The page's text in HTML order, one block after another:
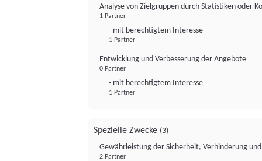
Analyse von Zielgruppen durch Statistiken oder
1 Partner
- mit berechtigtem Interesse
1 Partner
Entwicklung und Verbesserung der Angebote
0 Partner
- mit berechtigtem Interesse
1 Partner
Spezielle Zwecke (3)
Gewährleistung der Sicherheit, Verhinderung
2 Partner